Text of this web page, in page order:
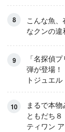
こんな魚
なクンの違
「名探偵
弾が登場
トジュエ
アイスver.
集！
まるで本
ともだち
ティワン